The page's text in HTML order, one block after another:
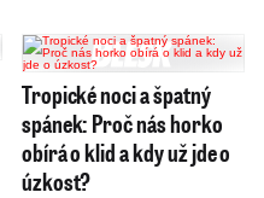
Tropické noci a špatný
spánek: Proč nás horko
obírá o klid a kdy už jde o
úzkost?